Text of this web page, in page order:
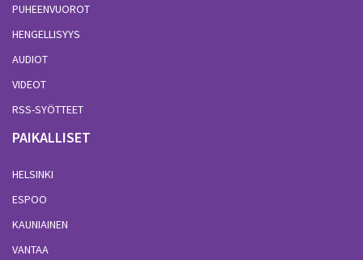
PUHEENVUOROT
HENGELLISYYS
AUDIOT
VIDEOT
RSS-SYÖTTEET
PAIKALLISET
HELSINKI
ESPOO
KAUNIAINEN
VANTAA